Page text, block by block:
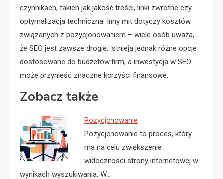
czynnikach, takich jak jakość treści, linki zwrotne czy
optymalizacja techniczna. Inny mit dotyczy kosztów
związanych z pozycjonowaniem – wiele osób uważa,
że SEO jest zawsze drogie. Istnieją jednak różne opcje
dostosowane do budżetów firm, a inwestycja w SEO
może przynieść znaczne korzyści finansowe.
Zobacz także
Pozycjonowanie
Pozycjonowanie to proces, który
ma na celu zwiększenie
widoczności strony internetowej w
wynikach wyszukiwania. W…